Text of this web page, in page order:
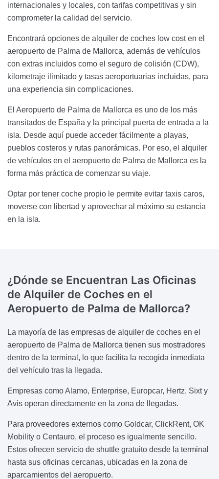
internacionales y locales, con tarifas competitivas y sin
comprometer la calidad del servicio.
Encontrará opciones de alquiler de coches low cost en el
aeropuerto de Palma de Mallorca, además de vehículos
con extras incluidos como el seguro de colisión (CDW),
kilometraje ilimitado y tasas aeroportuarias incluidas, para
una experiencia sin complicaciones.
El Aeropuerto de Palma de Mallorca es uno de los más
transitados de España y la principal puerta de entrada a la
isla. Desde aquí puede acceder fácilmente a playas,
pueblos costeros y rutas panorámicas. Por eso, el alquiler
de vehículos en el aeropuerto de Palma de Mallorca es la
forma más práctica de comenzar su viaje.
Optar por tener coche propio le permite evitar taxis caros,
moverse con libertad y aprovechar al máximo su estancia
en la isla.
¿Dónde se Encuentran Las Oficinas
de Alquiler de Coches en el
Aeropuerto de Palma de Mallorca?
La mayoría de las empresas de alquiler de coches en el
aeropuerto de Palma de Mallorca tienen sus mostradores
dentro de la terminal, lo que facilita la recogida inmediata
del vehículo tras la llegada.
Empresas como Alamo, Enterprise, Europcar, Hertz, Sixt y
Avis operan directamente en la zona de llegadas.
Para proveedores externos como Goldcar, ClickRent, OK
Mobility o Centauro, el proceso es igualmente sencillo.
Estos ofrecen servicio de shuttle gratuito desde la terminal
hasta sus oficinas cercanas, ubicadas en la zona de
aparcamientos del aeropuerto.